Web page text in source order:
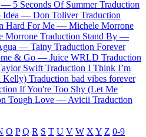
— 5 Seconds Of Summer Traduction
Idea — Don Toliver Traduction
Hard For Me — Michele Morrone
Morrone Traduction Stand By —
— Tainy Traduction Forever
& Go — Juice WRLD Traduction
Swift Traduction I Think I’m
Kelly) Traduction bad vibes forever
If You're Too Shy (Let Me
Tough Love — Avicii Traduction
O P Q R S T U V W X Y Z 0-9